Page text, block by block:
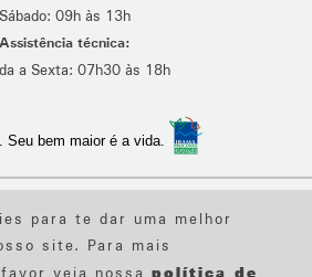
Sábado: 09h às 13h
Assistência técnica:
a Sexta: 07h30 às 18h
Seu bem maior é a vida.
de Cookies
transparência de dados
para te dar uma melhor
site. Para mais
veja nossa política de